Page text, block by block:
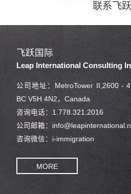
联系飞跃
飞跃国际
Leap International Consulting
公司地址：MetroTower II,2600 -
BC V5H 4N2，Canada
咨询电话：1.778.321.2016
公司邮箱：
咨询微信：i-immigration
MORE